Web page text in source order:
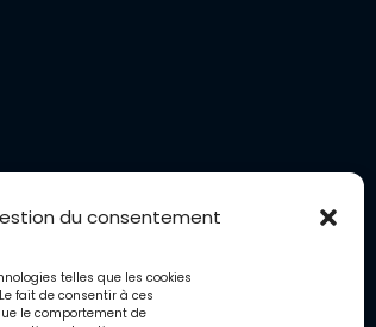
du consentement
telles que les cookies
fait de consentir à ces
le comportement de